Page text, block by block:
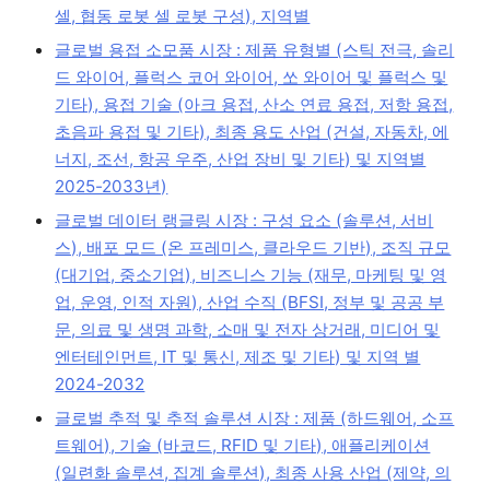
셀, 협동 로봇 셀 로봇 구성), 지역별
글로벌 용접 소모품 시장 : 제품 유형별 (스틱 전극, 솔리
드 와이어, 플럭스 코어 와이어, 쏘 와이어 및 플럭스 및
기타), 용접 기술 (아크 용접, 산소 연료 용접, 저항 용접,
초음파 용접 및 기타), 최종 용도 산업 (건설, 자동차, 에
너지, 조선, 항공 우주, 산업 장비 및 기타) 및 지역별
2025-2033년)
글로벌 데이터 랭글링 시장 : 구성 요소 (솔루션, 서비
스), 배포 모드 (온 프레미스, 클라우드 기반), 조직 규모
(대기업, 중소기업), 비즈니스 기능 (재무, 마케팅 및 영
업, 운영, 인적 자원), 산업 수직 (BFSI, 정부 및 공공 부
문, 의료 및 생명 과학, 소매 및 전자 상거래, 미디어 및
엔터테인먼트, IT 및 통신, 제조 및 기타) 및 지역 별
2024-2032
글로벌 추적 및 추적 솔루션 시장 : 제품 (하드웨어, 소프
트웨어), 기술 (바코드, RFID 및 기타), 애플리케이션
(일련화 솔루션, 집계 솔루션), 최종 사용 산업 (제약, 의